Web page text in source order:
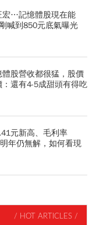
宏…記憶體股現在能
喊到850元底氣曝光
股營收都很猛，股價
還有4-5成甜頭有得吃
元新高、毛利率
年仍無解，如何看現
/ HOT ARTICLES /